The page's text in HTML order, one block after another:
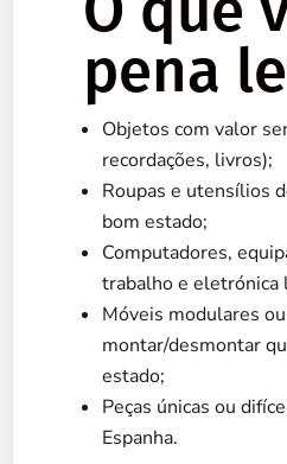
pena
Objetos com valor
recordações, livros);
Roupas e utensílios
bom estado;
Computadores,
trabalho e eletrónica
Móveis modulares
montar/desmontar
estado;
Peças únicas ou
Espanha.